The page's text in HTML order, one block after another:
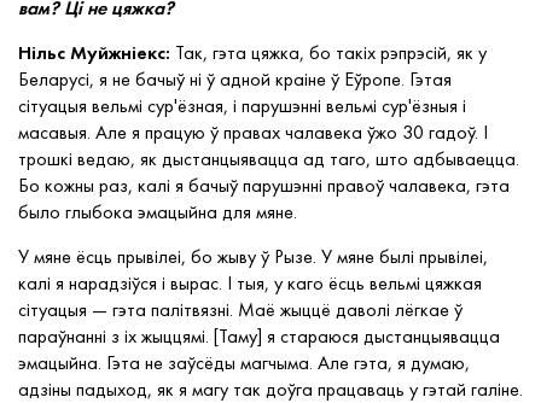
вам? Ці не цяжка?
Нільс Муйжніекс: Так, гэта цяжка, бо такіх рэпрэсій, як у
Беларусі, я не бачыў ні ў адной краіне ў Еўропе. Гэтая
сітуацыя вельмі сур'ёзная, і парушэнні вельмі сур'ёзныя і
масавыя. Але я працую ў правах чалавека ўжо 30 гадоў. І
трошкі ведаю, як дыстанцыявацца ад таго, што адбываецца.
Бо кожны раз, калі я бачыў парушэнні правоў чалавека, гэта
было глыбока эмацыйна для мяне.
У мяне ёсць прывілеі, бо жыву ў Рызе. У мяне былі прывілеі,
калі я нарадзіўся і вырас. І тыя, у каго ёсць вельмі цяжкая
сітуацыя — гэта палітвязні. Маё жыццё даволі лёгкае ў
параўнанні з іх жыццямі. [Таму] я стараюся дыстанцыявацца
эмацыйна. Гэта не заўсёды магчыма. Але гэта, я думаю,
адзіны падыход, як я магу так доўга працаваць у гэтай галіне.